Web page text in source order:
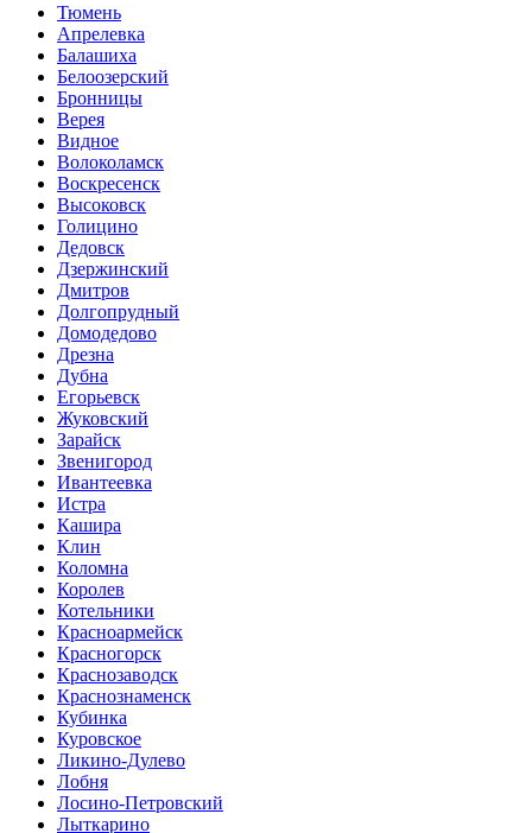
Тюмень
Апрелевка
Балашиха
Белоозерский
Бронницы
Верея
Видное
Волоколамск
Воскресенск
Высоковск
Голицино
Дедовск
Дзержинский
Дмитров
Долгопрудный
Домодедово
Дрезна
Дубна
Егорьевск
Жуковский
Зарайск
Звенигород
Ивантеевка
Истра
Кашира
Клин
Коломна
Королев
Котельники
Красноармейск
Красногорск
Краснозаводск
Краснознаменск
Кубинка
Куровское
Ликино-Дулево
Лобня
Лосино-Петровский
Лыткарино